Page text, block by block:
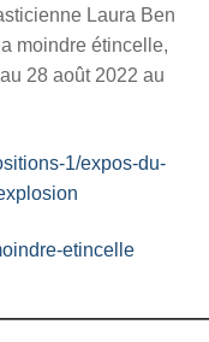
Laura Ben
moindre étincelle,
28 août 2022 au
1/expos-du-
etincelle